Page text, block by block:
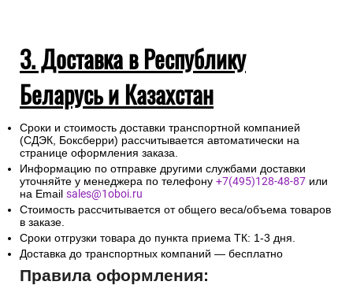
3. Доставка в Республику
Беларусь и Казахстан
Сроки и стоимость доставки транспортной компанией
(СДЭК, Боксберри) рассчитывается автоматически на
странице оформления заказа.
Информацию по отправке другими службами доставки
уточняйте у менеджера по телефону +7(495)128-48-87 или
на Email sales@1oboi.ru
Стоимость рассчитывается от общего веса/объема товаров
в заказе.
Сроки отгрузки товара до пункта приема ТК: 1-3 дня.
Доставка до транспортных компаний — бесплатно
Правила оформления: